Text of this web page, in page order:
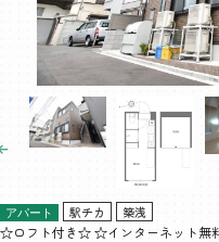
アパート 駅チカ 築浅
☆ロフト付き☆ ☆インターネット無